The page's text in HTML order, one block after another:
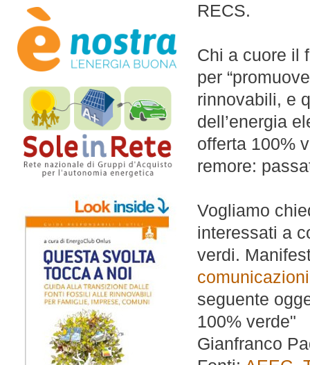
RECS.
Chi a cuore il
per
rinnovabili, e
dell’energia
offerta 100%
remore:
Vogliamo
interessati a
verdi.
seguente
100% verde"
Gianfranco